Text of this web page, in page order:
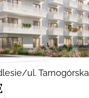
ul. Tarnogórska